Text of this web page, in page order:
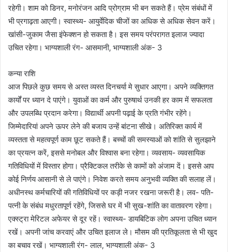
रहेगी। शाम को डिनर, मनोरंजन आदि प्रोग्राम भी बन सकते हैं। प्रेम संबंधों में
भी प्रगाढ़ता आएगी। स्वास्थ्य- आयुर्वेदिक चीजों का अधिक से अधिक सेवन करें।
खांसी-जुकाम जैसा इंफेक्शन हो सकता है। इस समय परंपरागत इलाज ज्यादा
उचित रहेगा। भाग्यशाली रंग- आसमानी, भाग्यशाली अंक- 3
कन्या राशि
आज पिछले कुछ समय से अस्त व्यस्त दिनचर्या मे सुधार आएगा। अपने व्यक्तिगत
कार्यों पर ध्यान दे पाएंगे। युवाओं का कर्म और पुरुषार्थ उनकी हर काम में सफलता
और उपलब्धि प्रदान करेगा। विद्यार्थी अपनी पढ़ाई के प्रति गंभीर रहेंगे।
जिम्मेदारियां अपने ऊपर लेने की बजाय उन्हें बांटना सीखे। अतिरिक्त कार्य में
व्यस्तता से महत्वपूर्ण काम छूट सकते हैं। बच्चों की समस्याओं को शांति से सुलझाने
का प्रयत्न करें, इससे मनोबल और विश्वास बना रहेगा। व्यवसाय- व्यवसायिक
गतिविधियों में विस्तार होगा। प्रैक्टिकल तरीके से कामों को अंजाम दें। इससे आप
कोई निर्णय आसानी से ले पाएंगे। निवेश करते समय अनुभवी व्यक्ति की सलाह लें।
अधीनस्थ कर्मचारियों की गतिविधियों पर कड़ी नजर रखना जरूरी है। लव- पति-
पत्नी के संबंध मधुरतापूर्ण रहेंगे, जिससे घर में भी सुख-शांति का वातावरण रहेगा।
एक्स्ट्रा मेरिटल अफेयर से दूर रहें। स्वास्थ्य- डायबिटिक लोग अपना उचित ध्यान
रखें। अपनी जांच करवाएं और उचित इलाज ले। मौसम की प्रतिकूलता से भी खुद
का बचाव रखें। भाग्यशाली रंग- लाल, भाग्यशाली अंक- 3